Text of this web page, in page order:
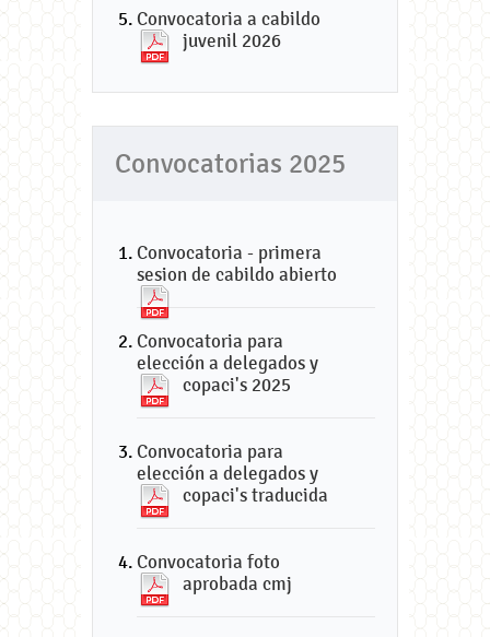
Convocatoria a cabildo
juvenil 2026
Convocatorias 2025
Convocatoria - primera
sesion de cabildo abierto
Convocatoria para
elección a delegados y
copaci's 2025
Convocatoria para
elección a delegados y
copaci's traducida
Convocatoria foto
aprobada cmj